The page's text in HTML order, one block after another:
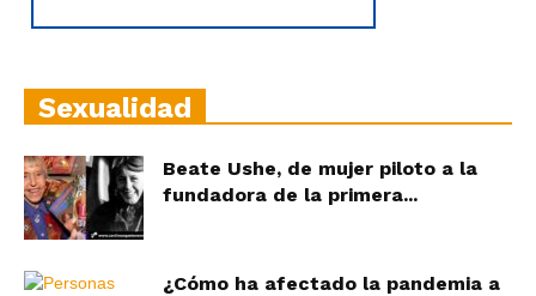
Sexualidad
Beate Ushe, de mujer piloto a la
fundadora de la primera...
¿Cómo ha afectado la pandemia a